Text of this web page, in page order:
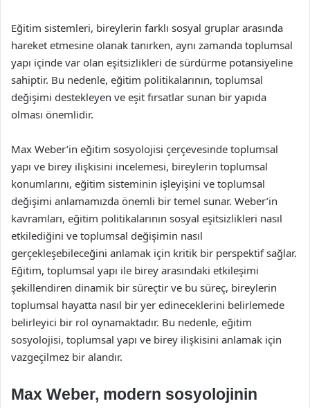
Eğitim sistemleri, bireylerin farklı sosyal gruplar arasında
hareket etmesine olanak tanırken, aynı zamanda toplumsal
yapı içinde var olan eşitsizlikleri de sürdürme potansiyeline
sahiptir. Bu nedenle, eğitim politikalarının, toplumsal
değişimi destekleyen ve eşit fırsatlar sunan bir yapıda
olması önemlidir.
Max Weber’in eğitim sosyolojisi çerçevesinde toplumsal
yapı ve birey ilişkisini incelemesi, bireylerin toplumsal
konumlarını, eğitim sisteminin işleyişini ve toplumsal
değişimi anlamamızda önemli bir temel sunar. Weber’in
kavramları, eğitim politikalarının sosyal eşitsizlikleri nasıl
etkilediğini ve toplumsal değişimin nasıl
gerçekleşebileceğini anlamak için kritik bir perspektif sağlar.
Eğitim, toplumsal yapı ile birey arasındaki etkileşimi
şekillendiren dinamik bir süreçtir ve bu süreç, bireylerin
toplumsal hayatta nasıl bir yer edineceklerini belirlemede
belirleyici bir rol oynamaktadır. Bu nedenle, eğitim
sosyolojisi, toplumsal yapı ve birey ilişkisini anlamak için
vazgeçilmez bir alandır.
Max Weber, modern sosyolojinin